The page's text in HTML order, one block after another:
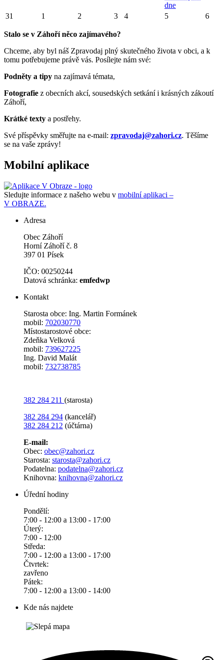
dne
31 1 2 3 4 5 6
Stalo se v Záhoří něco zajímavého?
Chceme, aby byl náš Zpravodaj plný skutečného života v obci, a k
tomu potřebujeme právě vás. Posílejte nám své:
Podněty a tipy na zajímavá témata,
Fotografie z obecních akcí, sousedských setkání i krásných zákoutí
Záhoří,
Krátké texty a postřehy.
Své příspěvky směřujte na e-mail: zpravodaj@zahori.cz. Těšíme
se na vaše zprávy!
Mobilní aplikace
Sledujte informace z našeho webu v mobilní aplikaci –
V OBRAZE.
Adresa
Obec Záhoří
Horní Záhoří č. 8
397 01 Písek
IČO: 00250244
Datová schránka: emfedwp
Kontakt
Starosta obce: Ing. Martin Formánek
mobil: 702030770
Místostarostové obce:
Zdeňka Velková
mobil: 739627225
Ing. David Malát
mobil: 732738785
382 284 211 (starosta)
382 284 294 (kancelář)
382 284 212 (účtárna)
E-mail:
Obec: obec@zahori.cz
Starosta: starosta@zahori.cz
Podatelna: podatelna@zahori.cz
Knihovna: knihovna@zahori.cz
Úřední hodiny
Pondělí:
7:00 - 12:00 a 13:00 - 17:00
Úterý:
7:00 - 12:00
Středa:
7:00 - 12:00 a 13:00 - 17:00
Čtvrtek:
zavřeno
Pátek:
7:00 - 12:00 a 13:00 - 14:00
Kde nás najdete